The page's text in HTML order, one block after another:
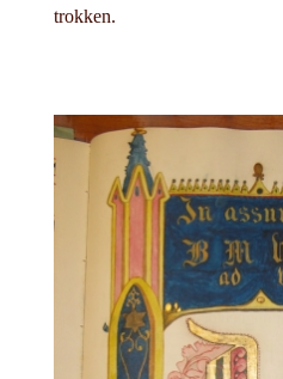
trokken.